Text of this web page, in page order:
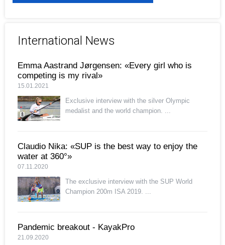
International News
Emma Aastrand Jørgensen: «Every girl who is
competing is my rival»
15.01.2021
Exclusive interview with the silver Olympic
medalist and the world champion. ...
Claudio Nika: «SUP is the best way to enjoy the
water at 360°»
07.11.2020
The exclusive interview with the SUP World
Champion 200m ISA 2019. ...
Pandemic breakout - KayakPro
21.09.2020